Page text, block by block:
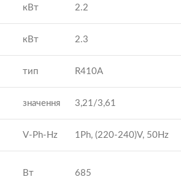
кВт 2.2
кВт 2.3
тип R410A
значення 3,21/3,61
V-Ph-Hz 1Ph, (220-240)V, 50Hz
Вт 685